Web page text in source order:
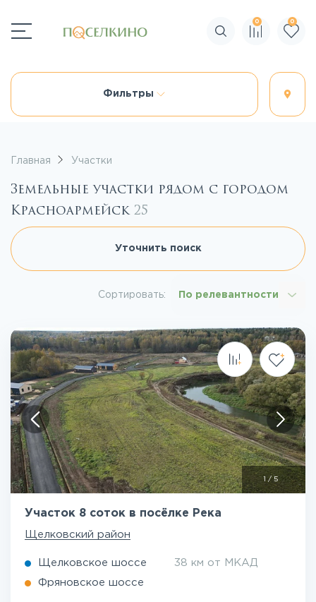
Поиск по сайту
0 0
Фильтры
Главная Участки
Земельные участки рядом с городом
Красноармейск25
Уточнить поиск
Сортировать: По релевантности
1 / 5
Участок 8 соток в посёлке Река
Щелковский район
Щелковское шоссе 38 км от МКАД
Фряновское шоссе